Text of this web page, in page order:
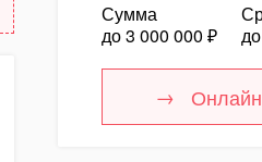
Сумма
до 3 000 000 ₽